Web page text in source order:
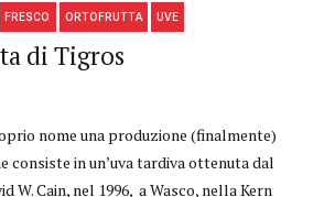
FRESCO ORTOFRUTTA UVE
di Tigros
nome una produzione (finalmente)
consiste in un’uva tardiva ottenuta dal
W. Cain, nel 1996, a Wasco, nella Kern